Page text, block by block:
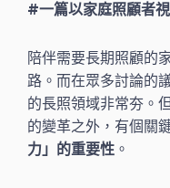
#一篇以家庭照顧者
陪伴需要長期照顧的
路。而在眾多討論的
的長照領域非常夯。
的變革之外，有個關
力」的重要性 。